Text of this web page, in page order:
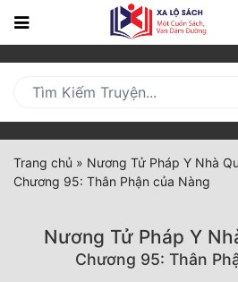
Trang
Mới
Cập
Nhật
(current)
Thể Loại
Trang chủ » Nương Tử Pháp Y Nhà
Chương 95: Thân Phận của Nàng
Nương Tử Pháp Y
Chương 95: Thân